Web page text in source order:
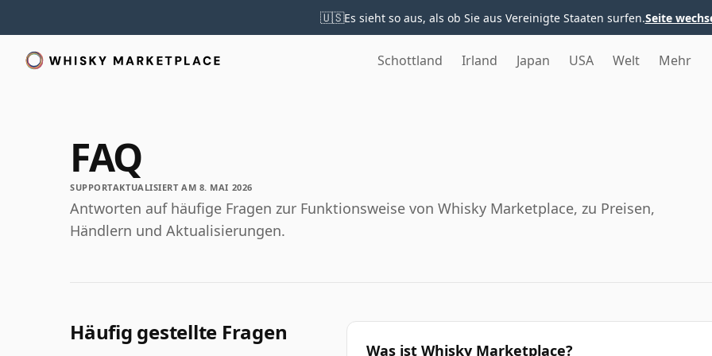
🇺🇸Es sieht so aus, als ob Sie aus Vereinigte Staaten surfen.Seite
Schottland Irland Japan USA Welt Mehr
FAQ
SUPPORTAKTUALISIERT AM 8. MAI 2026
Antworten auf häufige Fragen zur Funktionsweise von Whisky Marketplace, zu Preisen,
Händlern und Aktualisierungen.
Häufig gestellte Fragen
Was ist Whisky Marketplace?